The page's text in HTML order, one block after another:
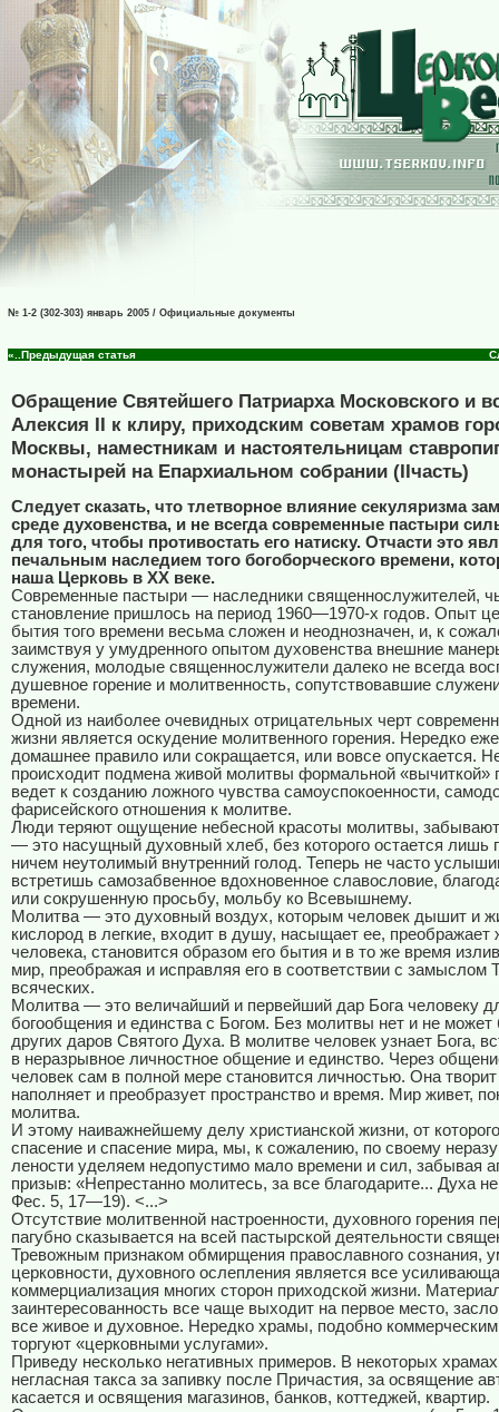
№ 1-2 (302-303) январь 2005 / Официальные документы
«..Предыдущая статья
Обращение Святейшего Патриарха Московского и
Алексия II к клиру, приходским советам храмов
Москвы, наместникам и настоятельницам
монастырей на Епархиальном собрании (IIчасть)
Следует сказать, что тлетворное влияние секуляризма
среде духовенства, и не всегда современные пастыри
для того, чтобы противостать его натиску. Отчасти это
печальным наследием того богоборческого времени,
наша Церковь в XX веке.
Современные пастыри — наследники священнослужителей,
становление пришлось на период 1960—1970-х годов. Опыт
бытия того времени весьма сложен и неоднозначен, и, к
заимствуя у умудренного опытом духовенства внешние
служения, молодые священнослужители далеко не всегда
душевное горение и молитвенность, сопутствовавшие
времени.
Одной из наиболее очевидных отрицательных черт
жизни является оскудение молитвенного горения. Нередко
домашнее правило или сокращается, или вовсе опускается.
происходит подмена живой молитвы формальной «вычиткой»
ведет к созданию ложного чувства самоуспокоенности,
фарисейского отношения к молитве.
Люди теряют ощущение небесной красоты молитвы,
— это насущный духовный хлеб, без которого остается лишь
ничем неутолимый внутренний голод. Теперь не часто
встретишь самозабвенное вдохновенное славословие,
или сокрушенную просьбу, мольбу ко Всевышнему.
Молитва — это духовный воздух, которым человек дышит и
кислород в легкие, входит в душу, насыщает ее, преображает
человека, становится образом его бытия и в то же время
мир, преображая и исправляя его в соответствии с замыслом
всяческих.
Молитва — это величайший и первейший дар Бога человеку
богообщения и единства с Богом. Без молитвы нет и не может
других даров Святого Духа. В молитве человек узнает Бога,
в неразрывное личностное общение и единство. Через
человек сам в полной мере становится личностью. Она
наполняет и преобразует пространство и время. Мир живет,
молитва.
И этому наиважнейшему делу христианской жизни, от
спасение и спасение мира, мы, к сожалению, по своему
лености уделяем недопустимо мало времени и сил, забывая
призыв: «Непрестанно молитесь, за все благодарите... Духа
Фес. 5, 17—19). <...>
Отсутствие молитвенной настроенности, духовного горения
пагубно сказывается на всей пастырской деятельности
Тревожным признаком обмирщения православного сознания,
церковности, духовного ослепления является все
коммерциализация многих сторон приходской жизни.
заинтересованность все чаще выходит на первое место,
все живое и духовное. Нередко храмы, подобно
торгуют «церковными услугами».
Приведу несколько негативных примеров. В некоторых
негласная такса за запивку после Причастия, за освящение
касается и освящения магазинов, банков, коттеджей, квартир.